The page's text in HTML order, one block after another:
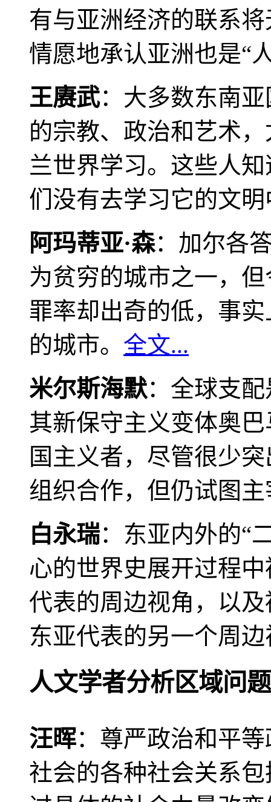
有与亚洲经济的联系
情愿地承认亚洲也是“
王赓武：大多数东南
的宗教、政治和艺术
兰世界学习。这些人
们没有去学习它的文
阿玛蒂亚·森：加尔各
为贫穷的城市之一，
罪率却出奇的低，事
的城市。 全文...
米尔斯海默：全球支
其新保守主义变体奥
国主义者，尽管很少
组织合作，但仍试图
白永瑞：东亚内外的“
心的世界史展开过程
代表的周边视角，以
东亚代表的另一个周
人文学者分析区域问题
汪晖：尊严政治和平
社会的各种社会关系